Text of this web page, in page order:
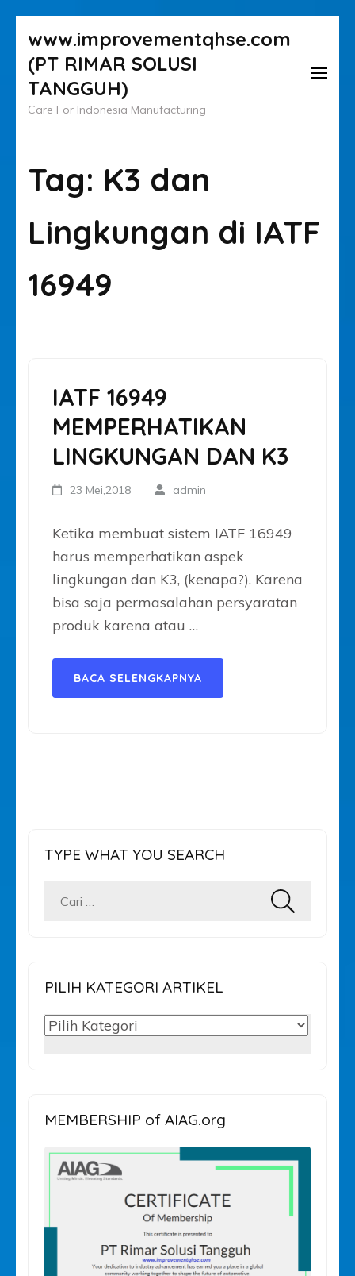
ke
konten
(Tekan
Enter)
www.improvementqhse.com
(PT RIMAR SOLUSI
TANGGUH)
Care For Indonesia Manufacturing
Tag: K3 dan
Lingkungan di IATF
16949
IATF 16949
MEMPERHATIKAN
LINGKUNGAN DAN K3
23 Mei,2018 admin
Ketika membuat sistem IATF 16949
harus memperhatikan aspek
lingkungan dan K3, (kenapa?). Karena
bisa saja permasalahan persyaratan
produk karena atau …
BACA SELENGKAPNYA
TYPE WHAT YOU SEARCH
Cari
PILIH KATEGORI ARTIKEL
PILIH
MEMBERSHIP of AIAG.org